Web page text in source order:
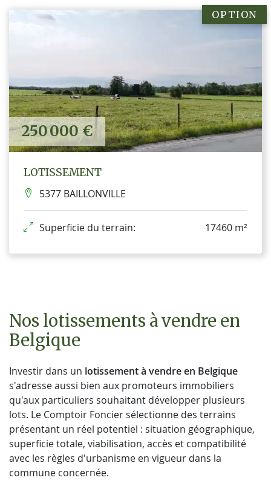
250 000 €
OPTION
LOTISSEMENT
5377 BAILLONVILLE
Superficie du terrain: 17460 m²
Nos lotissements à vendre en
Belgique
Investir dans un lotissement à vendre en Belgique
s'adresse aussi bien aux promoteurs immobiliers
qu'aux particuliers souhaitant développer plusieurs
lots. Le Comptoir Foncier sélectionne des terrains
présentant un réel potentiel : situation géographique,
superficie totale, viabilisation, accès et compatibilité
avec les règles d'urbanisme en vigueur dans la
commune concernée.